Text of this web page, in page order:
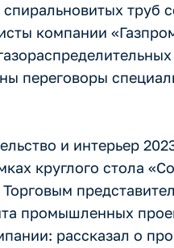
спиральновитых
компании
переговоры
и интерьер
круглого стола
промышленных
рассказал о